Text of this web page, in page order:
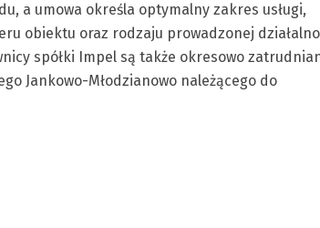
a umowa określa optymalny zakres usługi,
obiektu oraz rodzaju prowadzonej
spółki Impel są także okresowo
Jankowo-Młodzianowo należącego do